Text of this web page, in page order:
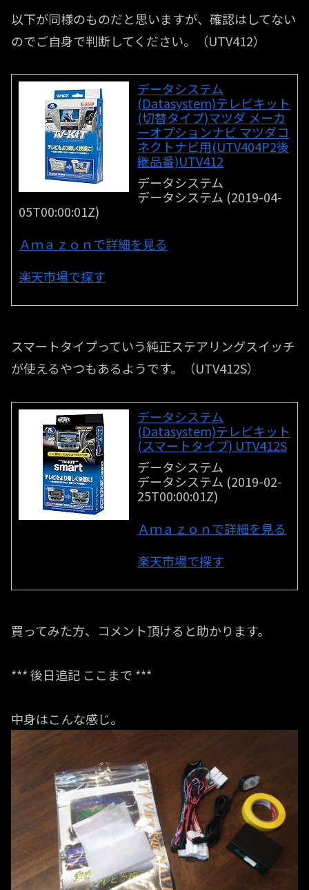
以下が同様のものだと思いますが、確認はしてない
のでご自身で判断してください。（UTV412）
データシステム
(Datasystem)テレビキット
(切替タイプ)マツダ メーカ
ーオプションナビ マツダコ
ネクトナビ用(UTV404P2後
継品番)UTV412
データシステム
データシステム (2019-04-
05T00:00:01Z)
Ａｍａｚｏｎで詳細を見る
楽天市場で探す
スマートタイプっていう純正ステアリングスイッチ
が使えるやつもあるようです。（UTV412S）
データシステム
(Datasystem)テレビキット
(スマートタイプ) UTV412S
データシステム
データシステム (2019-02-
25T00:00:01Z)
Ａｍａｚｏｎで詳細を見る
楽天市場で探す
買ってみた方、コメント頂けると助かります。
*** 後日追記 ここまで ***
中身はこんな感じ。